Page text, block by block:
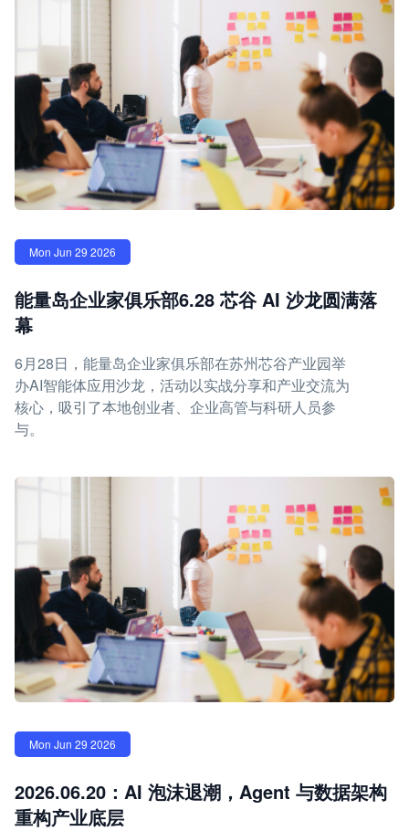
Mon Jun 29 2026
能量岛企业家俱乐部6.28 芯谷 AI 沙龙圆满落
幕
6月28日，能量岛企业家俱乐部在苏州芯谷产业园举
办AI智能体应用沙龙，活动以实战分享和产业交流为
核心，吸引了本地创业者、企业高管与科研人员参
与。
Mon Jun 29 2026
2026.06.20：AI 泡沫退潮，Agent 与数据架构
重构产业底层